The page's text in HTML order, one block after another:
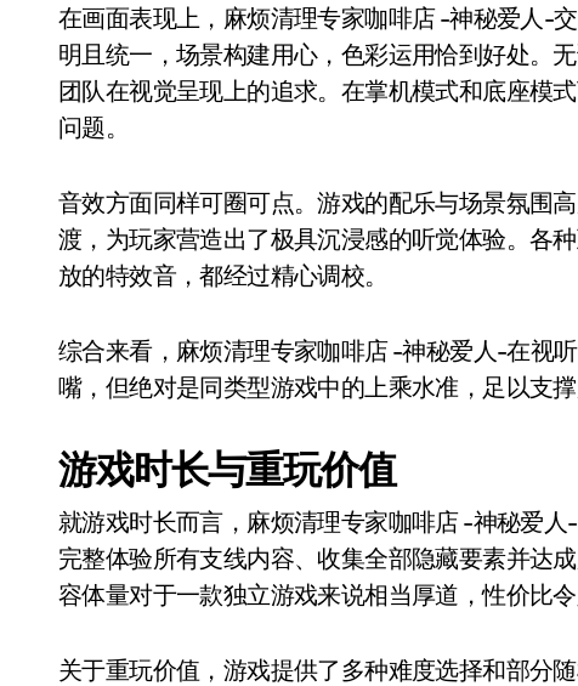
在画面表现上，麻烦清理专家咖啡店 -神秘爱人-
明且统一，场景构建用心，色彩运用恰到好处。
团队在视觉呈现上的追求。在掌机模式和底座模
问题。
音效方面同样可圈可点。游戏的配乐与场景氛围
渡，为玩家营造出了极具沉浸感的听觉体验。各
放的特效音，都经过精心调校。
综合来看，麻烦清理专家咖啡店 -神秘爱人-在视
嘴，但绝对是同类型游戏中的上乘水准，足以支撑
游戏时长与重玩价值
就游戏时长而言，麻烦清理专家咖啡店 -神秘爱
完整体验所有支线内容、收集全部隐藏要素并达
容体量对于一款独立游戏来说相当厚道，性价比令
关于重玩价值，游戏提供了多种难度选择和部分